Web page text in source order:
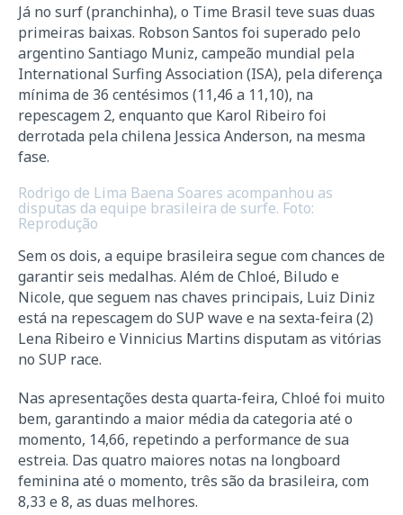
Já no surf (pranchinha), o Time Brasil teve suas duas
primeiras baixas. Robson Santos foi superado pelo
argentino Santiago Muniz, campeão mundial pela
International Surfing Association (ISA), pela diferença
mínima de 36 centésimos (11,46 a 11,10), na
repescagem 2, enquanto que Karol Ribeiro foi
derrotada pela chilena Jessica Anderson, na mesma
fase.
Rodrigo de Lima Baena Soares acompanhou as
disputas da equipe brasileira de surfe. Foto:
Reprodução
Sem os dois, a equipe brasileira segue com chances de
garantir seis medalhas. Além de Chloé, Biludo e
Nicole, que seguem nas chaves principais, Luiz Diniz
está na repescagem do SUP wave e na sexta-feira (2)
Lena Ribeiro e Vinnicius Martins disputam as vitórias
no SUP race.
Nas apresentações desta quarta-feira, Chloé foi muito
bem, garantindo a maior média da categoria até o
momento, 14,66, repetindo a performance de sua
estreia. Das quatro maiores notas na longboard
feminina até o momento, três são da brasileira, com
8,33 e 8, as duas melhores.